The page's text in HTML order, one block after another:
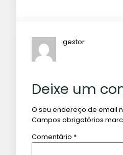
gestor
Deixe um
O seu endereço de email
Campos obrigatórios
Comentário *